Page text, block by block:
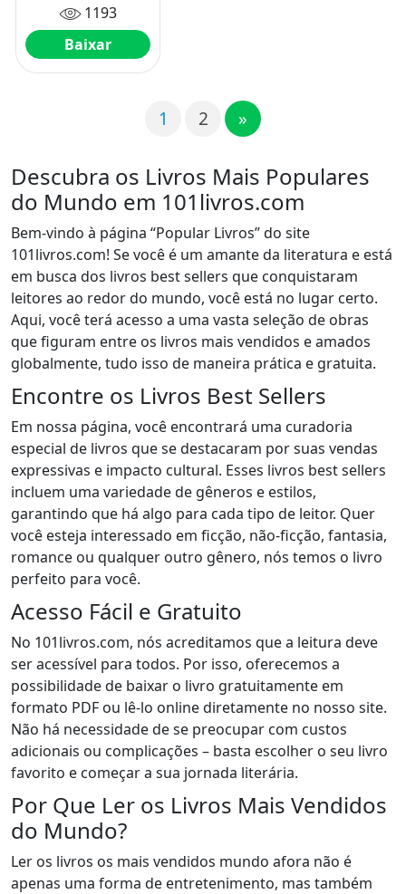
1193
Baixar
1 2 »
Descubra os Livros Mais Populares
do Mundo em 101livros.com
Bem-vindo à página “Popular Livros” do site
101livros.com! Se você é um amante da literatura e está
em busca dos livros best sellers que conquistaram
leitores ao redor do mundo, você está no lugar certo.
Aqui, você terá acesso a uma vasta seleção de obras
que figuram entre os livros mais vendidos e amados
globalmente, tudo isso de maneira prática e gratuita.
Encontre os Livros Best Sellers
Em nossa página, você encontrará uma curadoria
especial de livros que se destacaram por suas vendas
expressivas e impacto cultural. Esses livros best sellers
incluem uma variedade de gêneros e estilos,
garantindo que há algo para cada tipo de leitor. Quer
você esteja interessado em ficção, não-ficção, fantasia,
romance ou qualquer outro gênero, nós temos o livro
perfeito para você.
Acesso Fácil e Gratuito
No 101livros.com, nós acreditamos que a leitura deve
ser acessível para todos. Por isso, oferecemos a
possibilidade de baixar o livro gratuitamente em
formato PDF ou lê-lo online diretamente no nosso site.
Não há necessidade de se preocupar com custos
adicionais ou complicações – basta escolher o seu livro
favorito e começar a sua jornada literária.
Por Que Ler os Livros Mais Vendidos
do Mundo?
Ler os livros os mais vendidos mundo afora não é
apenas uma forma de entretenimento, mas também